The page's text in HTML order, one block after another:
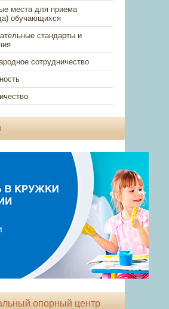
места для приема
обучающихся
стандарты и
сотрудничество
опорный центр